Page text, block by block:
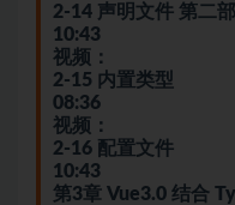
2-14 声明文件 第二
10:43
视频：
2-15 内置类型
08:36
视频：
2-16 配置文件
10:43
第3章 Vue3.0 结合